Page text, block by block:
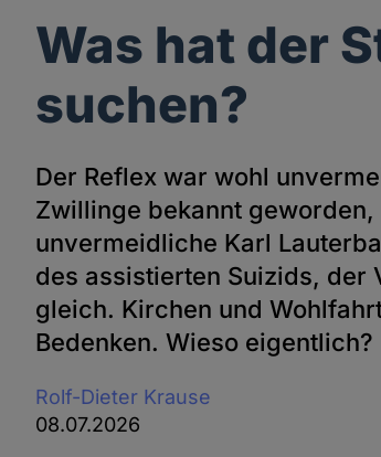
Was hat der
suchen?
Der Reflex war wohl
Zwillinge bekannt
unvermeidliche Karl
des assistierten Suizids, der
gleich. Kirchen und
Bedenken. Wieso eigentlich?
Rolf-Dieter Krause
08.07.2026